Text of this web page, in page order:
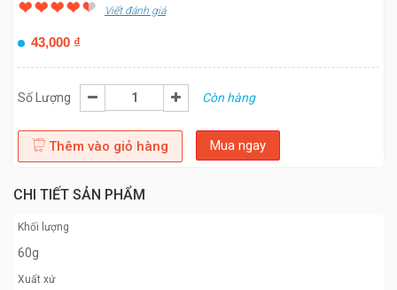
Viết đánh giá
43,000 ₫
Số Lượng Còn hàng
Thêm vào giỏ hàng Mua ngay
CHI TIẾT SẢN PHẨM
Khối lượng
60g
Xuất xứ